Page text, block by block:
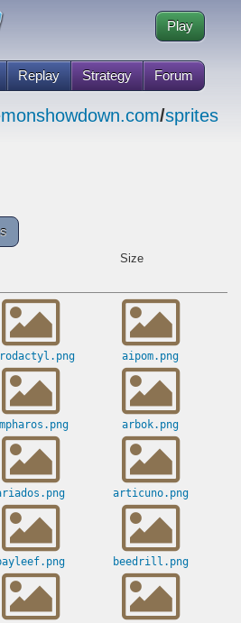
Replay Strategy Forum
Play
/sprites
Size
aipom.png
arbok.png
articuno.png
beedrill.png